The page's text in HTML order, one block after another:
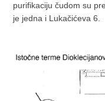
purifikaciju čudom su
je jedna i Lukačićeva 6.